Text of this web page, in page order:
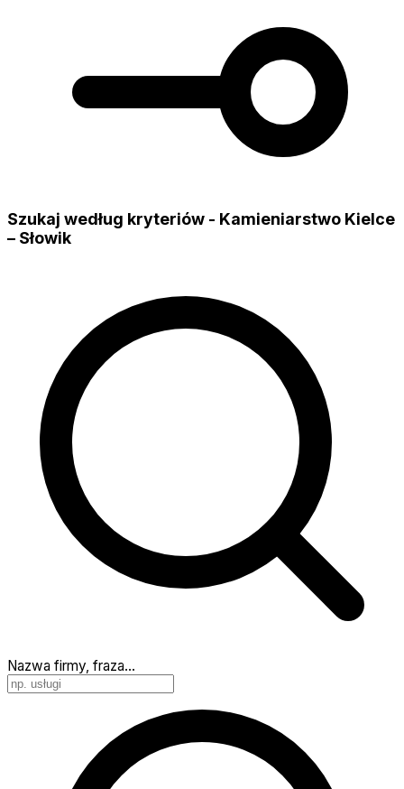
Szukaj według kryteriów - Kamieniarstwo Kielce
– Słowik
Nazwa firmy, fraza…